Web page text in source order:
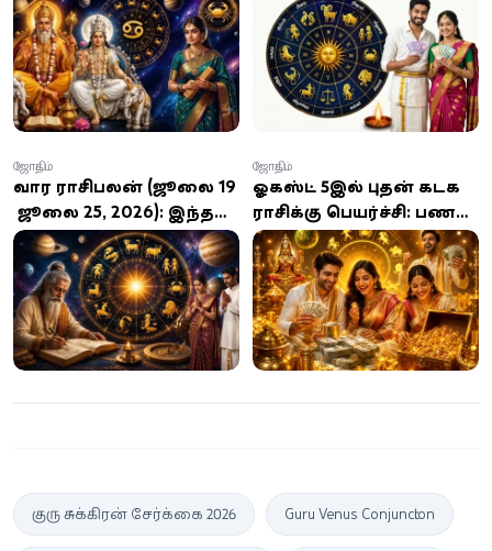
6 ராசிக்காரர்களுக்கு
பணம், வெற்றி
குவியுமாம்!
ராசிகளுக்குமான முழு
பலன்கள்!
வார ராசிபலன் (ஜூலை 19
- ஜூலை 25, 2026): இந்த
வாரம் எந்த ராசிக்கு
அதிர்ஷ்டம்? யாருக்கு
பிரச்சனைகள் குறையும்?
ஜோதிடம்
ஓகஸ்ட் 5இல் புதன் கடக
ராசிக்கு பெயர்ச்சி: பணம்,
பதவி, புகழ்
குவியப்போகும்
அதிர்ஷ்டம் பெற்ற 3
ராசிகள்!
ஜோதிடம்
குரு சுக்கிரன் சேர்க்கை 2026 Guru Venus Conjunction